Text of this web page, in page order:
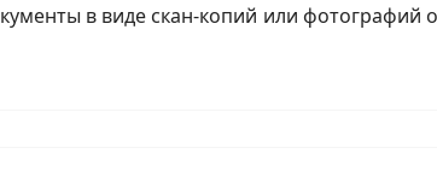
в виде скан-копий или фотографий